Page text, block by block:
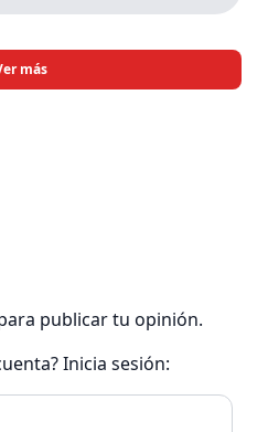
más
publicar tu opinión.
Inicia sesión: